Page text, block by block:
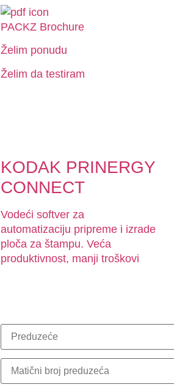
PACKZ Brochure
Želim ponudu
Želim da testiram
KODAK PRINERGY
CONNECT
Vodeći softver za
automatizaciju pripreme i izrade
ploča za štampu. Veća
produktivnost, manji troškovi